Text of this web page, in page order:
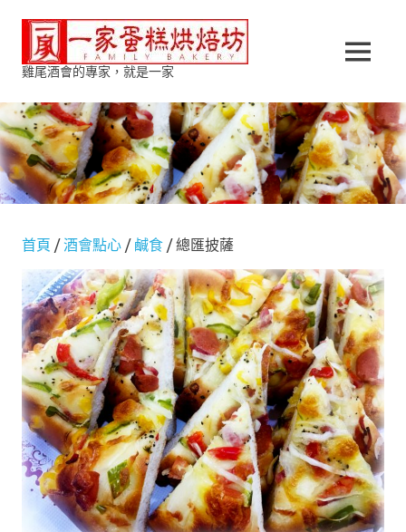
content
蛋
糕
烘
坊
雞尾酒會的專家，就是一家
MENU
首頁 /酒會點心 / 鹹食 / 總匯披薩